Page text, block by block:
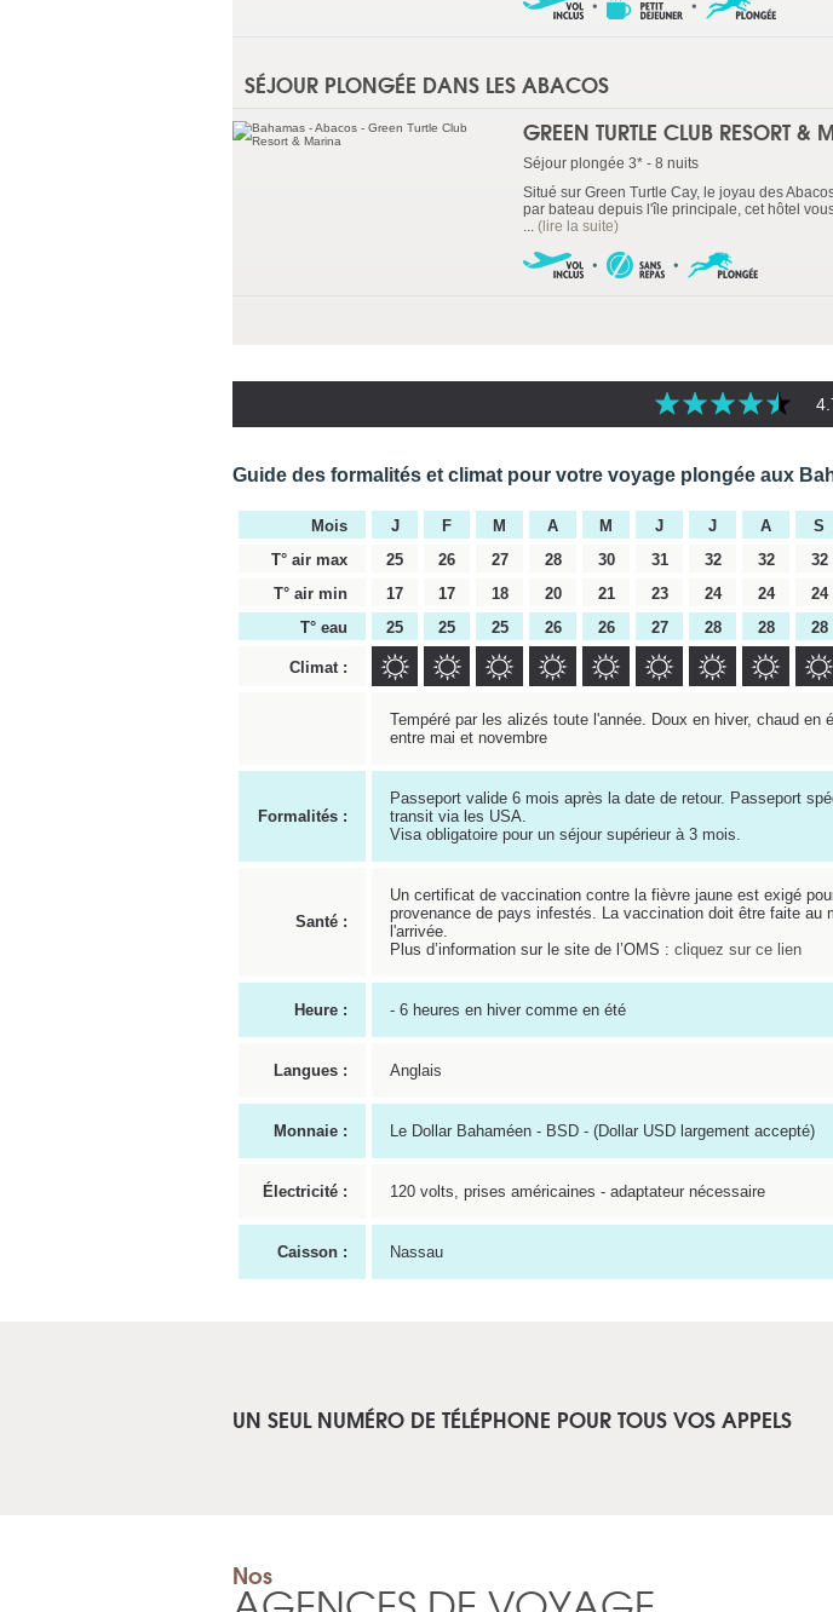
SÉJOUR PLONGÉE DANS LES ABACOS
GREEN TURTLE CLUB RESORT &
Séjour plongée 3* - 8 nuits
Situé sur Green Turtle Cay, le joyau des
par bateau depuis l'île principale, cet hôtel
... (lire la suite)
Guide des formalités et climat pour votre voyage plongée aux
Mois J F M A M J J A S
T° air max
25 26 27 28 30 31 32 32 32
T° air min
17 17 18 20 21 23 24 24 24
T° eau
25 25 25 26 26 27 28 28 28
Climat :
Tempéré par les alizés toute l'année. Doux en hiver, chaud en
entre mai et novembre
Formalités :
Passeport valide 6 mois après la date de retour. Passeport
transit via les USA.
Visa obligatoire pour un séjour supérieur à 3 mois.
Santé :
Un certificat de vaccination contre la fièvre jaune est exigé
provenance de pays infestés. La vaccination doit être faite au
l'arrivée.
Plus d’information sur le site de l’OMS : cliquez sur ce lien
Heure : - 6 heures en hiver comme en été
Langues : Anglais
Monnaie : Le Dollar Bahaméen - BSD - (Dollar USD largement accepté)
Électricité : 120 volts, prises américaines - adaptateur nécessaire
Caisson : Nassau
UN SEUL NUMÉRO DE TÉLÉPHONE POUR TOUS VOS APPELS
Nos